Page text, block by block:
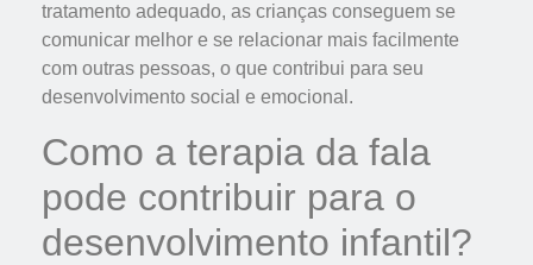
tratamento adequado, as crianças conseguem se
comunicar melhor e se relacionar mais facilmente
com outras pessoas, o que contribui para seu
desenvolvimento social e emocional.
Como a terapia da fala
pode contribuir para o
desenvolvimento infantil?